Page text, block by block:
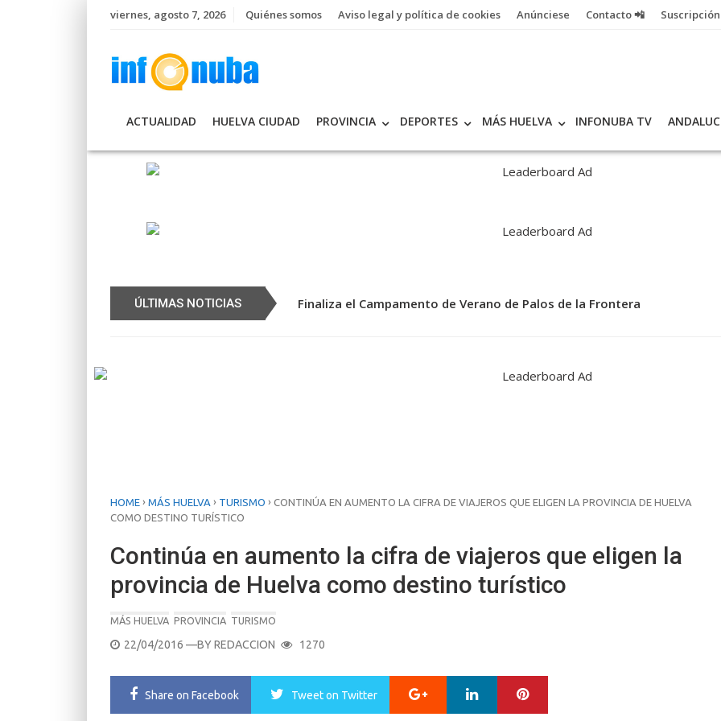
viernes, agosto 7, 2026 Quiénes somos Aviso legal y política de cookies Anúnciese Contacto 📲 Suscripción
ACTUALIDAD HUELVA CIUDAD PROVINCIA DEPORTES MÁS HUELVA INFONUBA TV
ÚLTIMAS NOTICIAS Finaliza el Campamento de Verano de Palos de la Frontera
HOME › MÁS HUELVA › TURISMO › CONTINÚA EN AUMENTO LA CIFRA DE VIAJEROS QUE ELIGEN LA PROVINCIA DE HUELVA
COMO DESTINO TURÍSTICO
Continúa en aumento la cifra de viajeros que eligen la
provincia de Huelva como destino turístico
MÁS HUELVA PROVINCIA TURISMO
POSTED
22/04/2016 —BYREDACCION 1270
Share on Facebook Tweeton Twitter Google+ LinkedIn